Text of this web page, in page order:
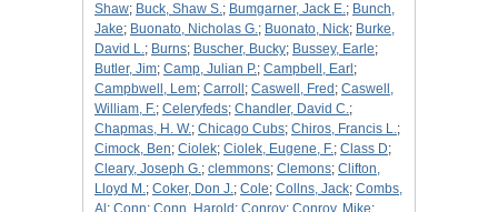
Shaw; Buck, Shaw S.; Bumgarner, Jack E.; Bunch,
Jake; Buonato, Nicholas G.; Buonato, Nick; Burke,
David L.; Burns; Buscher, Bucky; Bussey, Earle;
Butler, Jim; Camp, Julian P.; Campbell, Earl ;
Campbwell, Lem; Carroll ; Caswell, Fred ; Caswell,
William, F.; Celeryfeds; Chandler, David C.;
Chapmas, H. W.; Chicago Cubs; Chiros, Francis L.;
Cimock, Ben; Ciolek; Ciolek, Eugene, F.; Class D;
Cleary, Joseph G.; clemmons; Clemons; Clifton,
Lloyd M.; Coker, Don J.; Cole; Collns, Jack; Combs,
Al ; Conn; Conn, Harold ; Conroy; Conroy, Mike;